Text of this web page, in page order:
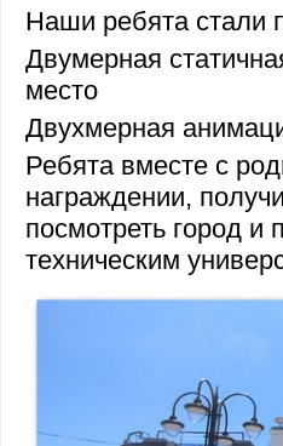
Наши ребята стали
Двумерная
место
Двухмерная
Ребята вместе с
награждении,
посмотреть город и
техническим